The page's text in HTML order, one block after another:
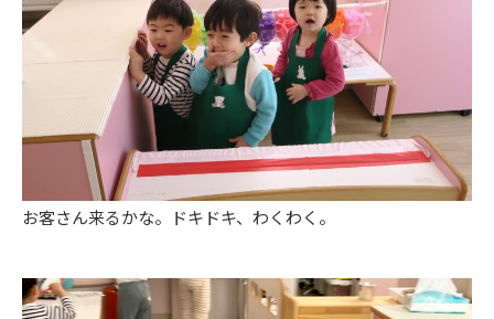
お客さん来るかな。ドキドキ、わくわく。